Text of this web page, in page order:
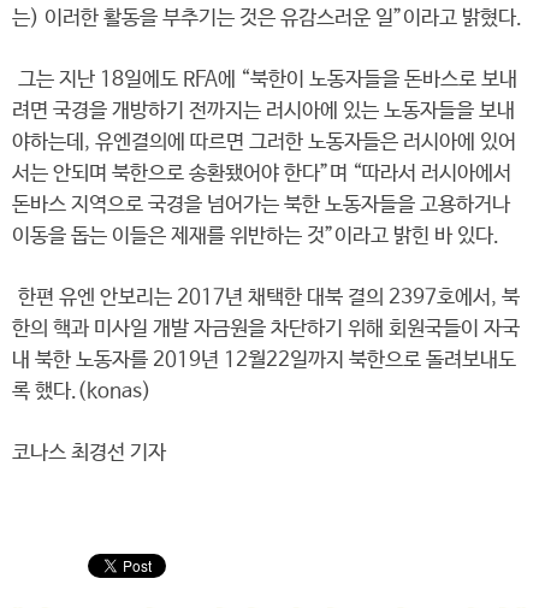
는) 이러한 활동을 부추기는 것은 유감스러운 일”이라고 밝혔다.
그는 지난 18일에도 RFA에 “북한이 노동자들을 돈바스로 보내
려면 국경을 개방하기 전까지는 러시아에 있는 노동자들을 보내
야하는데, 유엔결의에 따르면 그러한 노동자들은 러시아에 있어
서는 안되며 북한으로 송환됐어야 한다”며 “따라서 러시아에서
돈바스 지역으로 국경을 넘어가는 북한 노동자들을 고용하거나
이동을 돕는 이들은 제재를 위반하는 것”이라고 밝힌 바 있다.
한편 유엔 안보리는 2017년 채택한 대북 결의 2397호에서, 북
한의 핵과 미사일 개발 자금원을 차단하기 위해 회원국들이 자국
내 북한 노동자를 2019년 12월22일까지 북한으로 돌려보내도
록 했다.(konas)
코나스 최경선 기자